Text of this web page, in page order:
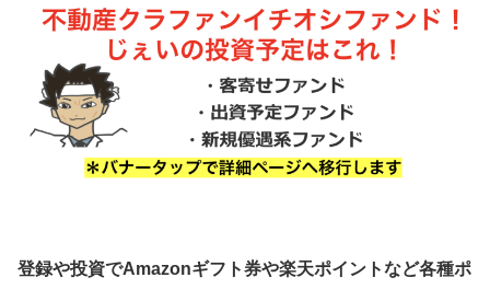
登録や投資でAmazonギフト券や楽天ポイントなど各種ポ